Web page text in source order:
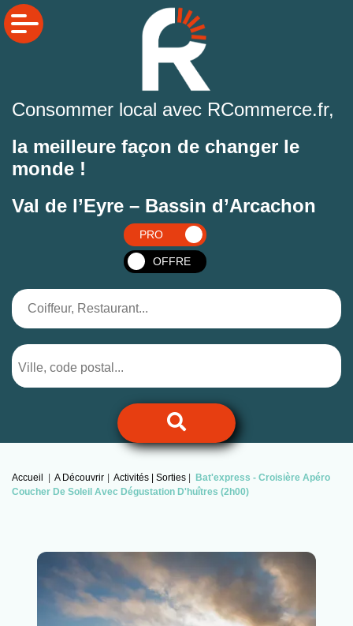
Consommer local avec RCommerce.fr,
la meilleure façon de changer le
monde !
Val de l’Eyre – Bassin d’Arcachon
PRO
OFFRE
Accueil A Découvrir Activités | Sorties Bat'express -Croisière Apéro
Coucher De Soleil Avec Dégustation D'huîtres (2h00)